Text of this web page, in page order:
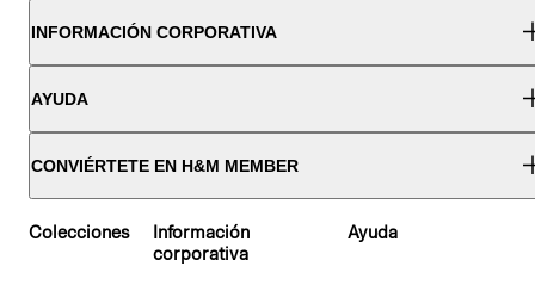
INFORMACIÓN CORPORATIVA
AYUDA
CONVIÉRTETE EN H&M MEMBER
Colecciones
Información
corporativa
Ayuda